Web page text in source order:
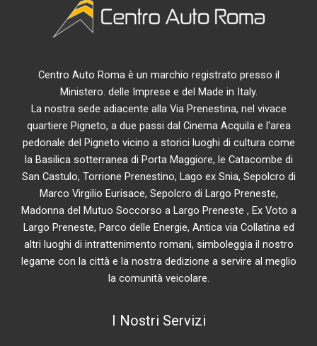
Centro Auto Roma è un marchio registrato presso il
Ministero. delle Imprese e del Made in Italy.
La nostra sede adiacente alla Via Prenestina, nel vivace
quartiere Pigneto, a due passi dal Cinema Acquila e l'area
pedonale del Pigneto vicino a storici luoghi di cultura come
la Basilica sotterranea di Porta Maggiore, le Catacombe di
San Castulo, Torrione Prenestino, Lago ex Snia, Sepolcro di
Marco Virgilio Eurisace, Sepolcro di Largo Preneste,
Madonna del Mutuo Soccorso a Largo Preneste , Ex Voto a
Largo Preneste, Parco delle Energie, Antica via Collatina ed
altri luoghi di intrattenimento romani, simboleggia il nostro
legame con la città e la nostra dedizione a servire al meglio
la comunità veicolare.
I Nostri Servizi